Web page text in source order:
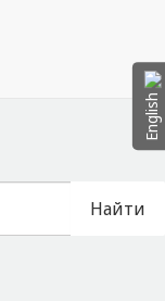
Найти
English